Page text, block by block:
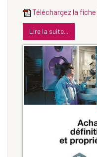
Téléchargez la fiche
Lire la suite...